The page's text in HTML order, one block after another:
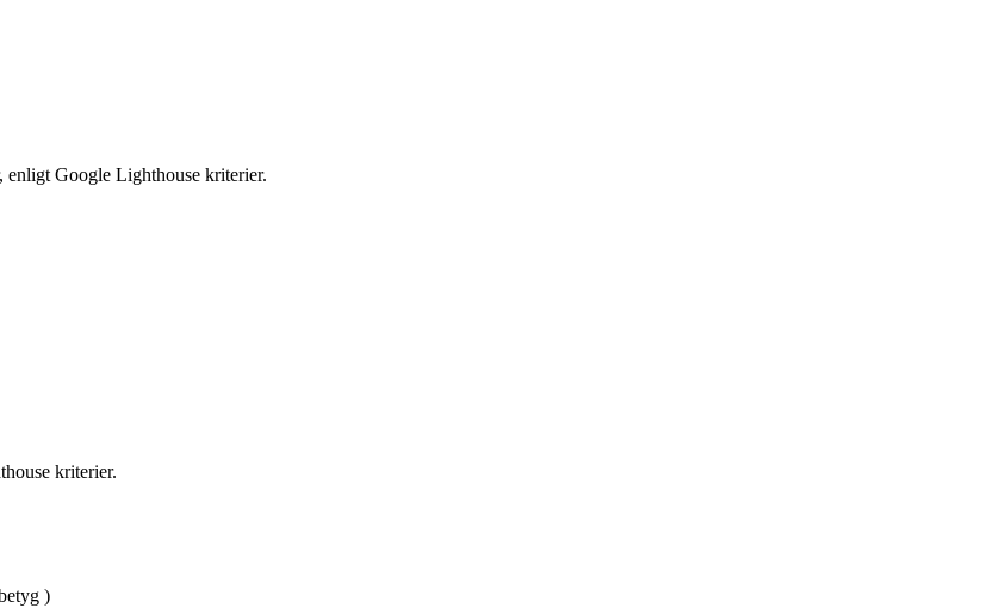
enligt Google Lighthouse kriterier.
kriterier.
)